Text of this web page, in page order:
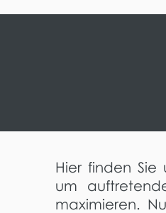
Hier finden Sie
um
maximieren.